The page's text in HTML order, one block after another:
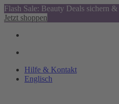
Flash Sale: Beauty Deals sichern
Jetzt shoppen
Hilfe & Kontakt
Englisch